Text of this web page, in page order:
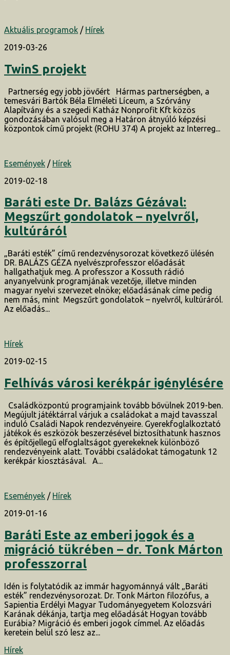
Aktuális programok / Hírek
2019-03-26
TwinS projekt
Partnerség egy jobb jövőért Hármas partnerségben, a
temesvári Bartók Béla Elméleti Líceum, a Szórvány
Alapítvány és a szegedi Katház Nonprofit Kft közös
gondozásában valósul meg a Határon átnyúló képzési
központok című projekt (ROHU 374) A projekt az Interreg...
Események / Hírek
2019-02-18
Baráti este Dr. Balázs Gézával:
Megszűrt gondolatok – nyelvről,
kultúráról
„Baráti esték” című rendezvénysorozat következő ülésén
DR. BALÁZS GÉZA nyelvészprofesszor előadását
hallgathatjuk meg. A professzor a Kossuth rádió
anyanyelvünk programjának vezetője, illetve minden
magyar nyelvi szervezet elnöke; előadásának címe pedig
nem más, mint Megszűrt gondolatok – nyelvről, kultúráról.
Az előadás...
Hírek
2019-02-15
Felhívás városi kerékpár igénylésére
Családközpontú programjaink tovább bővülnek 2019-ben.
Megújult játéktárral várjuk a családokat a majd tavasszal
induló Családi Napok rendezvényeire. Gyerekfoglalkoztató
játékok és eszközök beszerzésével biztosíthatunk hasznos
és építőjellegű elfoglaltságot gyerekeknek különböző
rendezvényeink alatt. További családokat támogatunk 12
kerékpár kiosztásával. A...
Események / Hírek
2019-01-16
Baráti Este az emberi jogok és a
migráció tükrében – dr. Tonk Márton
professzorral
Idén is folytatódik az immár hagyománnyá vált „Baráti
esték” rendezvénysorozat. Dr. Tonk Márton filozófus, a
Sapientia Erdélyi Magyar Tudományegyetem Kolozsvári
Karának dékánja, tartja meg előadását Hogyan tovább
Eurábia? Migráció és emberi jogok címmel. Az előadás
keretein belül szó lesz az...
Hírek